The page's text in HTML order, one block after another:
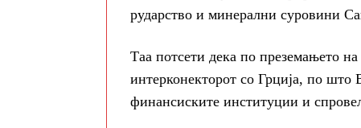
рударство и минерални суровини
Таа потсети дека по преземањето
интерконекторот со Грција, по што
финансиските институции и